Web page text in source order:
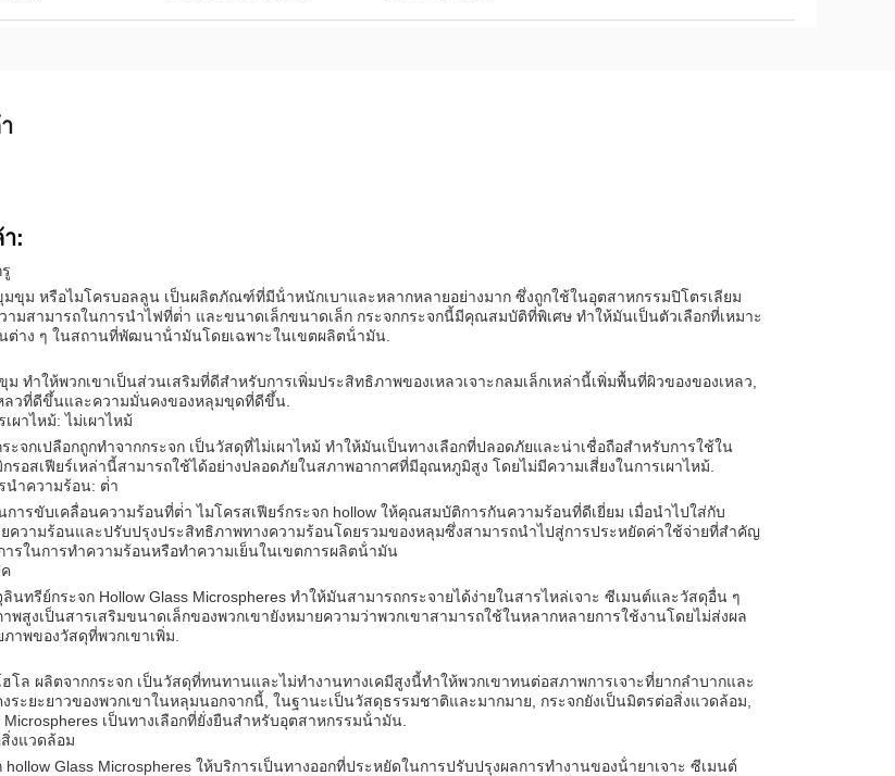
:
มขุม หรือไมโครบอลลูน เป็นผลิตภัณฑ์ที่มีน้ําหนักเบาและหลากหลายอย่างมาก ซึ่งถูกใช้ในอุตสาหกรรมปิโตรเลียม
ามสามารถในการนําไฟที่ต่ํา และขนาดเล็กขนาดเล็ก กระจกกระจกนี้มีคุณสมบัติที่พิเศษ ทําให้มันเป็นตัวเลือกที่เหมาะ
ต่าง ๆ ในสถานที่พัฒนาน้ํามันโดยเฉพาะในเขตผลิตน้ํามัน.
ทําให้พวกเขาเป็นส่วนเสริมที่ดีสําหรับการเพิ่มประสิทธิภาพของเหลวเจาะกลมเล็กเหล่านี้เพิ่มพื้นที่ผิวของของเหลว,
ลวที่ดีขึ้นและความมั่นคงของหลุมขุดที่ดีขึ้น.
ผาไหม้: ไม่เผาไหม้
ะจกเปลือกถูกทําจากกระจก เป็นวัสดุที่ไม่เผาไหม้ ทําให้มันเป็นทางเลือกที่ปลอดภัยและน่าเชื่อถือสําหรับการใช้ใน
รอสเฟียร์เหล่านี้สามารถใช้ได้อย่างปลอดภัยในสภาพอากาศที่มีอุณหภูมิสูง โดยไม่มีความเสี่ยงในการเผาไหม้.
นําความร้อน: ต่ํา
การขับเคลื่อนความร้อนที่ต่ํา ไมโครสเฟียร์กระจก hollow ให้คุณสมบัติการกันความร้อนที่ดีเยี่ยม เมื่อนําไปใส่กับ
ความร้อนและปรับปรุงประสิทธิภาพทางความร้อนโดยรวมของหลุมซึ่งสามารถนําไปสู่การประหยัดค่าใช้จ่ายที่สําคัญ
ารในการทําความร้อนหรือทําความเย็นในเขตการผลิตน้ํามัน
ทรีย์กระจก Hollow Glass Microspheres ทําให้มันสามารถกระจายได้ง่ายในสารไหล่เจาะ ซีเมนต์และวัสดุอื่น ๆ
พสูงเป็นสารเสริมขนาดเล็กของพวกเขายังหมายความว่าพวกเขาสามารถใช้ในหลากหลายการใช้งานโดยไม่ส่งผล
าพของวัสดุที่พวกเขาเพิ่ม.
ฮโล ผลิตจากกระจก เป็นวัสดุที่ทนทานและไม่ทํางานทางเคมีสูงนี้ทําให้พวกเขาทนต่อสภาพการเจาะที่ยากลําบากและ
ระยะยาวของพวกเขาในหลุมนอกจากนี้, ในฐานะเป็นวัสดุธรรมชาติและมากมาย, กระจกยังเป็นมิตรต่อสิ่งแวดล้อม,
Microspheres เป็นทางเลือกที่ยั่งยืนสําหรับอุตสาหกรรมน้ํามัน.
งแวดล้อม
hollow Glass Microspheres ให้บริการเป็นทางออกที่ประหยัดในการปรับปรุงผลการทํางานของน้ํายาเจาะ ซีเมนต์